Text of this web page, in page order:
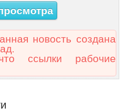
новость создана
ссылки рабочие